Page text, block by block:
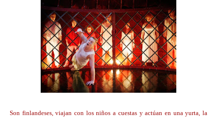
Son finlandeses, viajan con los niños a cuestas y actúan en una yurta, la